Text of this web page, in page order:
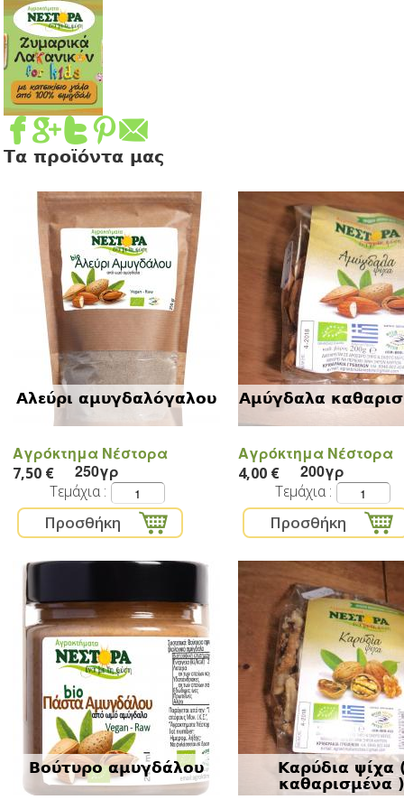
Τα προϊόντα μας
Αλεύρι αμυγδαλόγαλου
Αγρόκτημα Νέστορα
7,50 € 250γρ
Τεμάχια
Αμύγδαλα
Αγρόκτημα Νέστορα
4,00 € 200γρ
Τεμάχια
Βούτυρο αμυγδάλου
Καρύδια ψίχα
καθαρισμένα